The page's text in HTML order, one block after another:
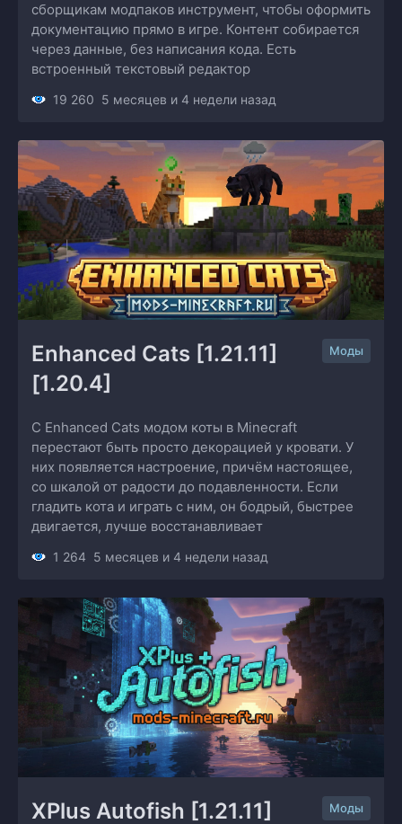
сборщикам модпаков инструмент, чтобы оформить
документацию прямо в игре. Контент собирается
через данные, без написания кода. Есть
встроенный текстовый редактор
19 260 5 месяцев и 4 недели назад
Enhanced Cats [1.21.11]
[1.20.4]
Моды
С Enhanced Cats модом коты в Minecraft
перестают быть просто декорацией у кровати. У
них появляется настроение, причём настоящее,
со шкалой от радости до подавленности. Если
гладить кота и играть с ним, он бодрый, быстрее
двигается, лучше восстанавливает
1 264 5 месяцев и 4 недели назад
XPlus Autofish [1.21.11] Моды